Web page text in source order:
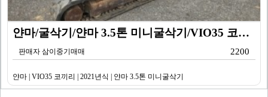
얀마/굴삭기/얀마 3.5톤 미니굴삭기/VIO35 코끼리…
판매자 삼이중기매매 2200
얀마 | VIO35 코끼리 | 2021년식 | 얀마 3.5톤 미니굴삭기